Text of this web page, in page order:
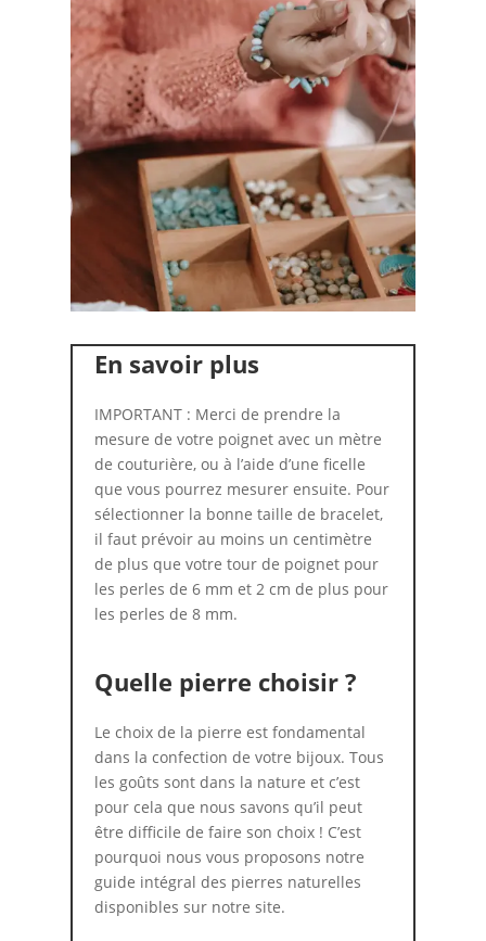
En savoir plus
IMPORTANT : Merci de prendre la
mesure de votre poignet avec un mètre
de couturière, ou à l’aide d’une ficelle
que vous pourrez mesurer ensuite. Pour
sélectionner la bonne taille de bracelet,
il faut prévoir au moins un centimètre
de plus que votre tour de poignet pour
les perles de 6 mm et 2 cm de plus pour
les perles de 8 mm.
Quelle pierre choisir ?
Le choix de la pierre est fondamental
dans la confection de votre bijoux. Tous
les goûts sont dans la nature et c’est
pour cela que nous savons qu’il peut
être difficile de faire son choix ! C’est
pourquoi nous vous proposons notre
guide intégral des pierres naturelles
disponibles sur notre site.